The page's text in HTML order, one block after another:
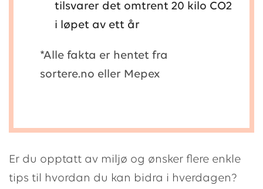
tilsvarer det omtrent 20 kilo CO2
i løpet av ett år
*Alle fakta er hentet fra
sortere.no eller Mepex
Er du opptatt av miljø og ønsker flere enkle
tips til hvordan du kan bidra i hverdagen?